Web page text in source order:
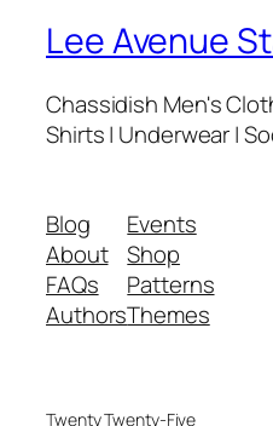
Lee Avenue
Chassidish Men's
Shirts | Underwear |
Blog
About
FAQs
Authors
Events
Shop
Patterns
Themes
Twenty Twenty-Five